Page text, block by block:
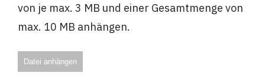
von je max. 3 MB und einer Gesamtmenge von
max. 10 MB anhängen.
Datei anhängen